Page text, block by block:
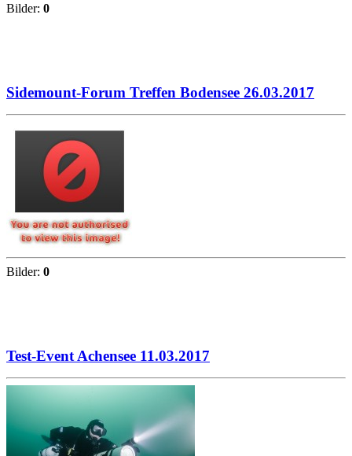
Bilder: 0
Sidemount-Forum Treffen Bodensee 26.03.2017
Bilder: 0
Test-Event Achensee 11.03.2017